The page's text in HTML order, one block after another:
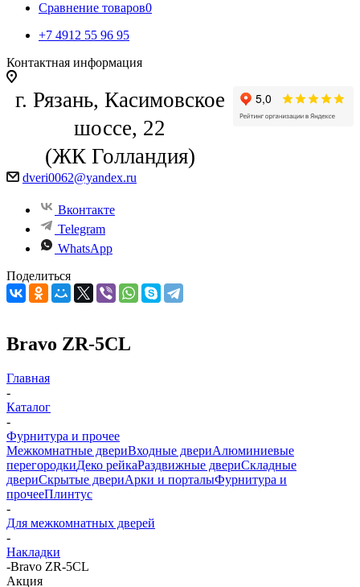
Сравнение товаров0
+7 4912 55 96 95
Контактная информация
г. Рязань, Касимовское
шоссе, 22
(ЖК Голландия)
dveri0062@yandex.ru
Вконтакте
Telegram
WhatsApp
Поделиться
Bravo ZR-5CL
Главная
-
Каталог
-
Фурнитура и прочее
Межкомнатные двериВходные двериАлюминиевые
перегородкиДеко рейкаРаздвижные двериСкладные
двериСкрытые двериАрки и порталыФурнитура и
прочееПлинтус
-
Для межкомнатных дверей
-
Накладки
-Bravo ZR-5CL
Акция